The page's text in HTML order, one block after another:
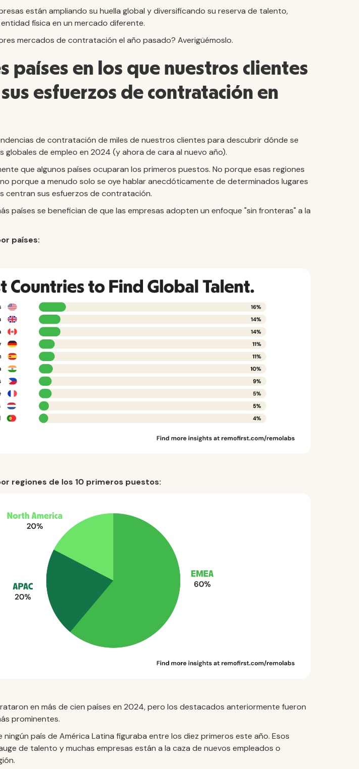
están ampliando su huella global y diversificando su reserva de talento,
física en un mercado diferente.
mercados de contratación el año pasado? Averigüémoslo.
países en los que nuestros clientes
esfuerzos de contratación en
de contratación de miles de nuestros clientes para descubrir dónde se
globales de empleo en 2024 (y ahora de cara al nuevo año).
que algunos países ocuparan los primeros puestos. No porque esas regiones
porque a menudo solo se oye hablar anecdóticamente de determinados lugares
centran sus esfuerzos de contratación.
países se benefician de que las empresas adopten un enfoque "sin fronteras" a la
países:
regiones de los 10 primeros puestos:
en más de cien países en 2024, pero los destacados anteriormente fueron
prominentes.
país de América Latina figuraba entre los diez primeros este año. Esos
de talento y muchas empresas están a la caza de nuevos empleados o